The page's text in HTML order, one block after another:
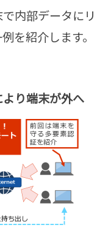
内部データにリ
を紹介します。
より端末が外へ